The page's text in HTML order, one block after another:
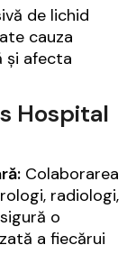
de lichid
cauza
și afecta
Hospital
Colaborarea
radiologi,
o
a fiecărui